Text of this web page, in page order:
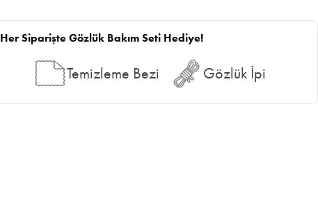
Her Siparişte Gözlük Bakım Seti Hediye!
Temizleme Bezi Gözlük İpi